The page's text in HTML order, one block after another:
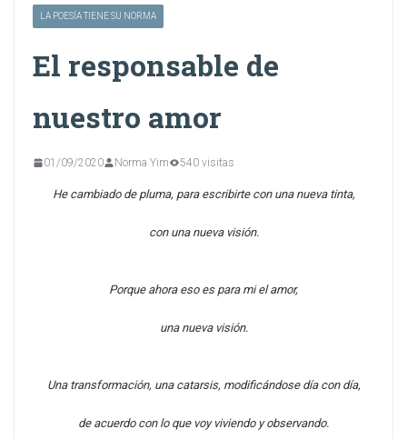
LA POESÍA TIENE SU NORMA
El responsable de
nuestro amor
01/09/2020 Norma Yim 540 visitas
He cambiado de pluma, para escribirte con una nueva tinta,
con una nueva visión.
Porque ahora eso es para mi el amor,
una nueva visión.
Una transformación, una catarsis, modificándose día con día,
de acuerdo con lo que voy viviendo y observando.